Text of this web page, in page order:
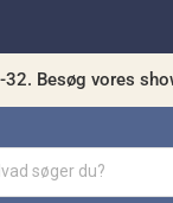
32. Besøg vores